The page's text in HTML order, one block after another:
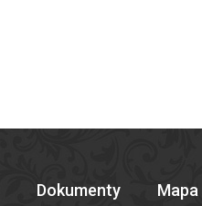
Dokumenty